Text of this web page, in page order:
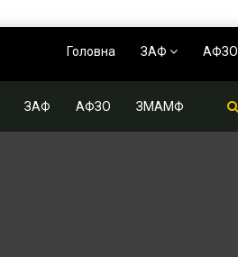
Головна ЗАФ АФЗО
ЗАФ АФЗО ЗМАМФ